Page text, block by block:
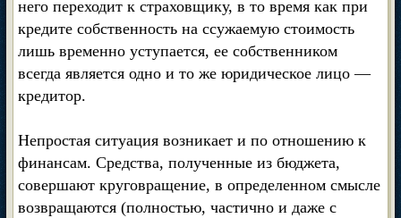
него переходит к страховщику, в то время как при
кредите собственность на ссужаемую стоимость
лишь временно уступается, ее собственником
всегда является одно и то же юридическое лицо —
кредитор.
Непростая ситуация возникает и по отношению к
финансам. Средства, полученные из бюджета,
совершают круговращение, в определенном смысле
возвращаются (полностью, частично и даже с